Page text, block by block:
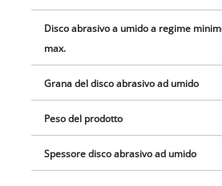
Disco abrasivo a umido a regime
max.
Grana del disco abrasivo ad umido
Peso del prodotto
Spessore disco abrasivo ad umido